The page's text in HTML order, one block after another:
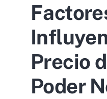
Precio
Poder